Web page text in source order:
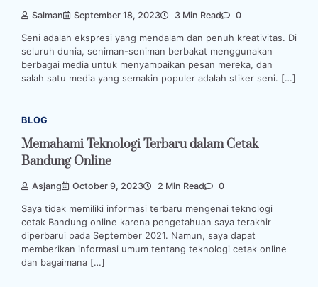
Salman September 18, 2023 3 Min Read 0
Seni adalah ekspresi yang mendalam dan penuh kreativitas. Di
seluruh dunia, seniman-seniman berbakat menggunakan
berbagai media untuk menyampaikan pesan mereka, dan
salah satu media yang semakin populer adalah stiker seni. […]
BLOG
Memahami Teknologi Terbaru dalam Cetak
Bandung Online
Asjang October 9, 2023 2 Min Read 0
Saya tidak memiliki informasi terbaru mengenai teknologi
cetak Bandung online karena pengetahuan saya terakhir
diperbarui pada September 2021. Namun, saya dapat
memberikan informasi umum tentang teknologi cetak online
dan bagaimana […]